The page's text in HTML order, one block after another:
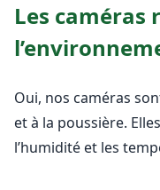
Les caméras
Oui, nos caméras
et à la poussière.
l’humidité et les